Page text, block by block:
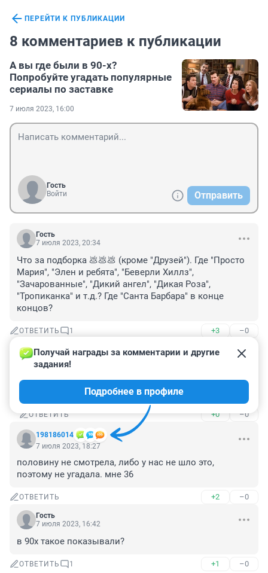
ПЕРЕЙТИ К ПУБЛИКАЦИИ
8 комментариев к публикации
А вы где были в 90-х?
Попробуйте угадать популярные
сериалы по заставке
7 июля 2023, 16:00
Гость
Войти
Отправить
Гость
7 июля 2023, 20:34
Что за подборка 💩💩💩 (кроме "Друзей"). Где "Просто
Мария", "Элен и ребята", "Беверли Хиллз",
"Зачарованные", "Дикий ангел", "Дикая Роза",
"Тропиканка" и т.д.? Где "Санта Барбара" в конце
концов?
ОТВЕТИТЬ 1 +3 –0
Гость
7 июля 2023, 21:58
И вообще, перечень должны были возглавить
"Богатые тоже плачут".
ОТВЕТИТЬ +0 –0
198186014
Получай награды за комментарии и другие
задания!
Подробнее в профиле
7 июля 2023, 18:27
половину не смотрела, либо у нас не шло это,
поэтому не угадала. мне 36
ОТВЕТИТЬ +2 –0
Гость
7 июля 2023, 16:42
в 90х такое показывали?
ОТВЕТИТЬ 1 +1 –0